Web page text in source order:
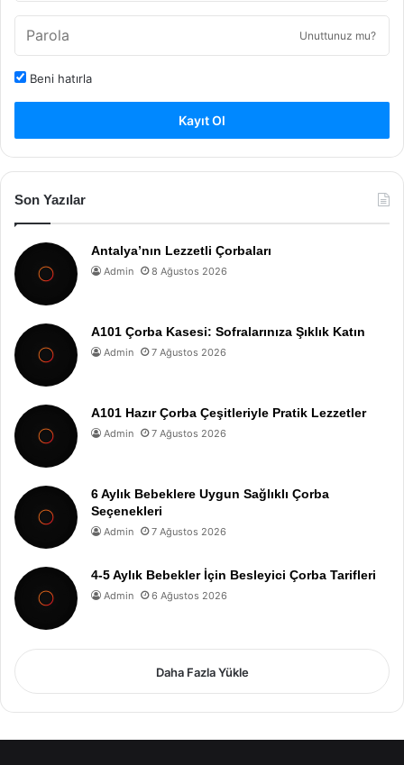
Unuttunuz mu?
Beni hatırla
Kayıt Ol
Son Yazılar
Antalya’nın Lezzetli Çorbaları
Admin 8 Ağustos 2026
A101 Çorba Kasesi: Sofralarınıza Şıklık Katın
Admin 7 Ağustos 2026
A101 Hazır Çorba Çeşitleriyle Pratik Lezzetler
Admin 7 Ağustos 2026
6 Aylık Bebeklere Uygun Sağlıklı Çorba
Seçenekleri
Admin 7 Ağustos 2026
4-5 Aylık Bebekler İçin Besleyici Çorba Tarifleri
Admin 6 Ağustos 2026
Daha Fazla Yükle